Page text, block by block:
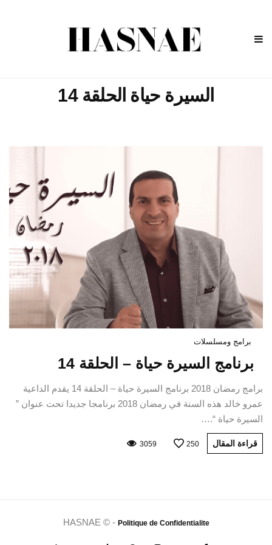
السيرة حياة الحلقة 14
برامج ومسلسلات
برنامج السيرة حياة – الحلقة 14
برامج رمضان 2018 برنامج السيرة حياة – الحلقة 14 يقدم الداعية
عمرو خالد هذه السنة في رمضان 2018 برنامجا جديدا تحت عنوان ”
السيرة حياة “.…
قراءة المقال 250
3059
HASNAE © - Politique de Confidentialite